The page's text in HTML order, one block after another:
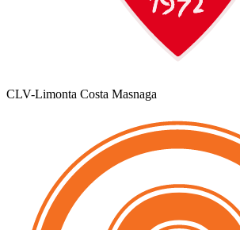
CLV-Limonta Costa Masnaga